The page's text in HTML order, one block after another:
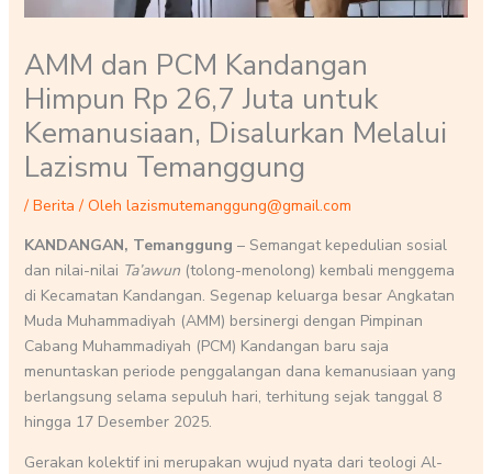
AMM dan PCM Kandangan
Himpun Rp 26,7 Juta untuk
Kemanusiaan, Disalurkan Melalui
Lazismu Temanggung
/ Berita / Oleh lazismutemanggung@gmail.com
KANDANGAN, Temanggung – Semangat kepedulian sosial
dan nilai-nilai Ta’awun(tolong-menolong) kembali menggema
di Kecamatan Kandangan. Segenap keluarga besar Angkatan
Muda Muhammadiyah (AMM) bersinergi dengan Pimpinan
Cabang Muhammadiyah (PCM) Kandangan baru saja
menuntaskan periode penggalangan dana kemanusiaan yang
berlangsung selama sepuluh hari, terhitung sejak tanggal 8
hingga 17 Desember 2025.
Gerakan kolektif ini merupakan wujud nyata dari teologi Al-